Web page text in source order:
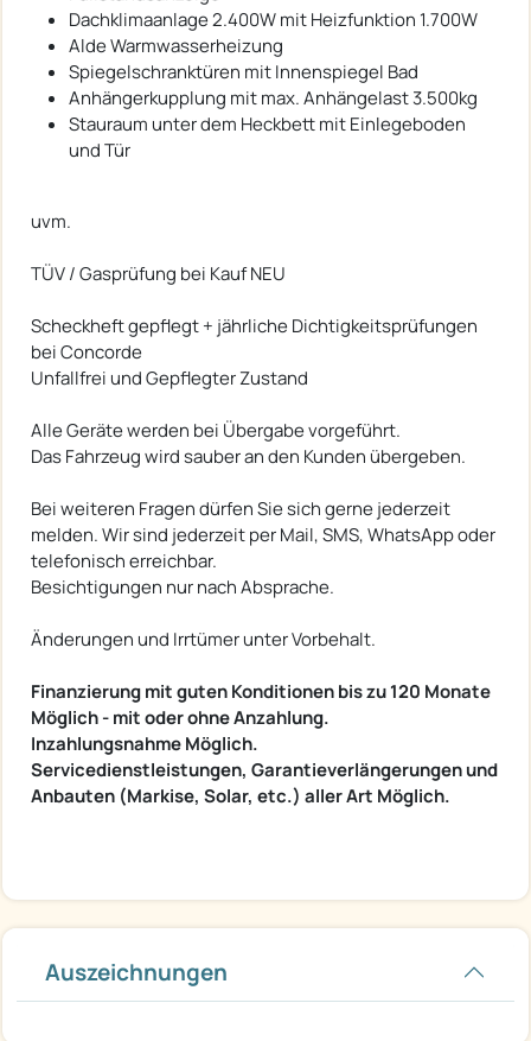
Dachklimaanlage 2.400W mit Heizfunktion 1.700W
Alde Warmwasserheizung
Spiegelschranktüren mit Innenspiegel Bad
Anhängerkupplung mit max. Anhängelast 3.500kg
Stauraum unter dem Heckbett mit Einlegeboden
und Tür
uvm.
TÜV / Gasprüfung bei Kauf NEU
Scheckheft gepflegt + jährliche Dichtigkeitsprüfungen
bei Concorde
Unfallfrei und Gepflegter Zustand
Alle Geräte werden bei Übergabe vorgeführt.
Das Fahrzeug wird sauber an den Kunden übergeben.
Bei weiteren Fragen dürfen Sie sich gerne jederzeit
melden. Wir sind jederzeit per Mail, SMS, WhatsApp oder
telefonisch erreichbar.
Besichtigungen nur nach Absprache.
Änderungen und Irrtümer unter Vorbehalt.
Finanzierung mit guten Konditionen bis zu 120 Monate
Möglich - mit oder ohne Anzahlung.
Inzahlungsnahme Möglich.
Servicedienstleistungen, Garantieverlängerungen und
Anbauten (Markise, Solar, etc.) aller Art Möglich.
Auszeichnungen